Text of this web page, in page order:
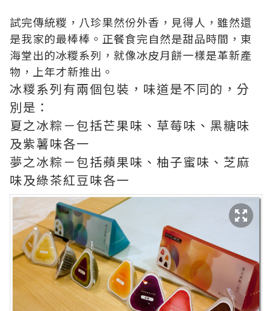
試完傳統糉，八珍果然份外香，見得人，雖然還
是我家的最棒棒。正餐食完自然是甜品時間，東
海堂出的冰糉系列，就像冰皮月餅一樣是革新產
物，上年才新推出。
冰糉系列有兩個包裝，味道是不同的，分
別是：
夏之冰粽－包括芒果味、草莓味、黑糖味
及紫薯味各一
夢之冰粽－包括蘋果味、柚子蜜味、芝麻
味及綠茶紅豆味各一